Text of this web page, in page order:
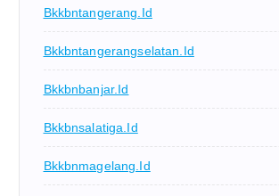
Bkkbntangerang.id
Bkkbntangerangselatan.id
Bkkbnbanjar.id
Bkkbnsalatiga.id
Bkkbnmagelang.id